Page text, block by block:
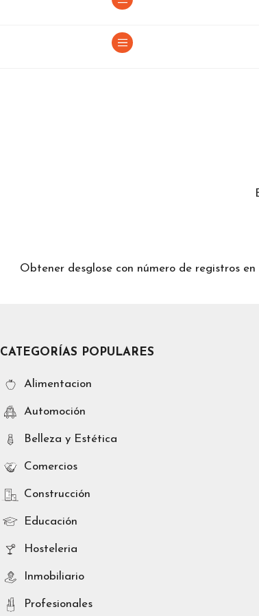
Obtener desglose con número de registros
CATEGORÍAS POPULARES
Alimentacion
Automoción
Belleza y Estética
Comercios
Construcción
Educación
Hosteleria
Inmobiliario
Profesionales